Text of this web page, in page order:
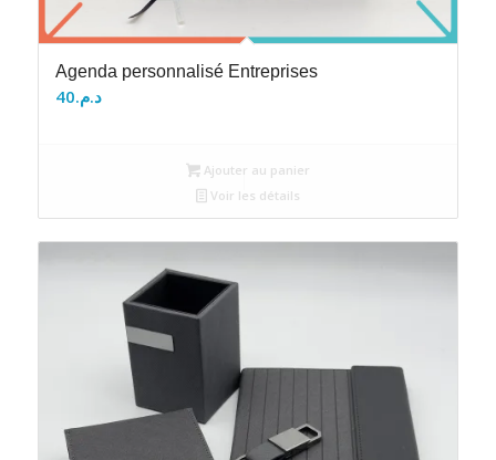
Agenda personnalisé Entreprises
د.م.40
Ajouter au panier
Voir les détails